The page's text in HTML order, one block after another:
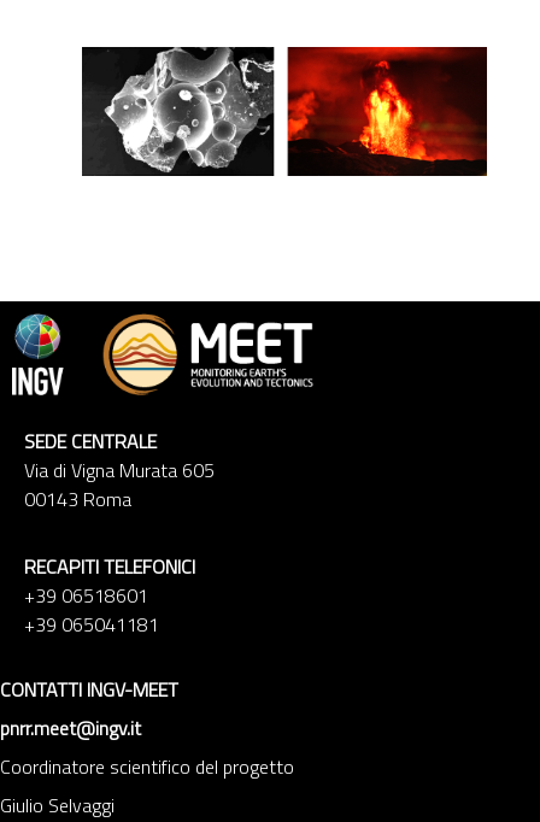
SEDE CENTRALE
Via di Vigna Murata 605
00143 Roma
RECAPITI TELEFONICI
+39 06518601
+39 065041181
CONTATTI INGV-MEET
pnrr.meet@ingv.it
Coordinatore scientifico del progetto
Giulio Selvaggi